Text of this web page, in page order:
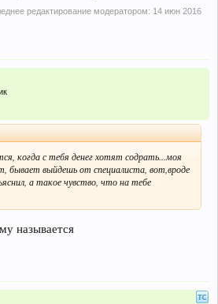
редактирование модератором: 14 июн 2016
когда с тебя денег хотят содрать...моя
бывает выйдешь от специалиста, вот,вроде
а такое чувство, что на тебе
называется